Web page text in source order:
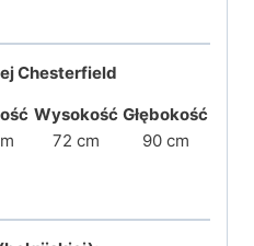
Chesterfield
Wysokość Głębokość
72 cm 90 cm